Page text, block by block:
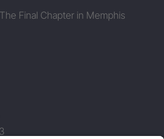
Final Chapter in Memphis